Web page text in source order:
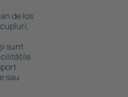
de los
sunt
sau